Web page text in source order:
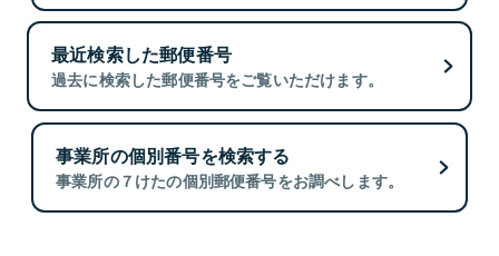
最近検索した郵便番号
過去に検索した郵便番号をご覧いただけます。
事業所の個別番号を検索する
事業所の７けたの個別郵便番号をお調べします。